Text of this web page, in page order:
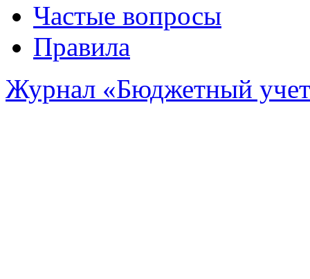
Частые вопросы
Правила
Журнал «Бюджетный